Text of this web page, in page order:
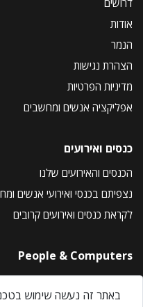
אודות
הנמר
הצהרת נגישות
מדיניות הפרטיות
אפליקציה אנשים ומחשבים
כנסים ואירועים
הכנסים והאירועים שלנו
נצפיתם בכנסי ואירועי אנשים
לקראת כנסים ואירועים קרובים
People & Computers
About Us
Privacy Policy
באתר זה נעשה שימוש